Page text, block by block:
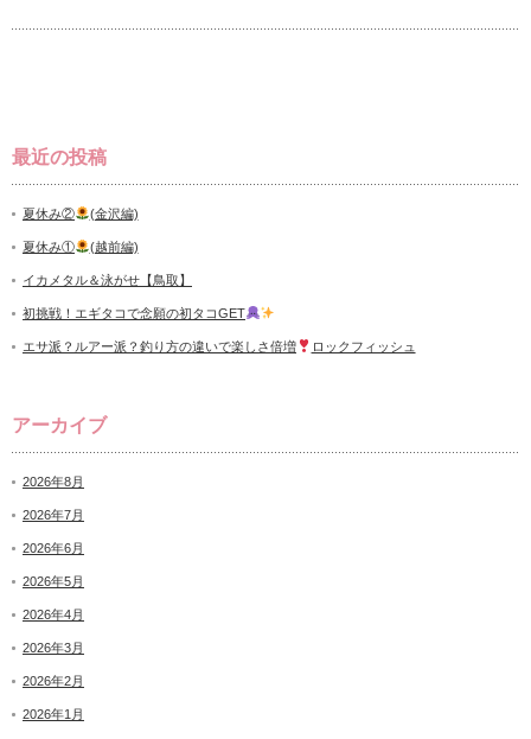
最近の投稿
夏休み② (金沢編)
夏休み① (越前編)
イカメタル＆泳がせ【鳥取】
初挑戦！エギタコで念願の初タコGET
エサ派？ルアー派？釣り方の違いで楽しさ倍増 ロックフィッシュ
アーカイブ
2026年8月
2026年7月
2026年6月
2026年5月
2026年4月
2026年3月
2026年2月
2026年1月